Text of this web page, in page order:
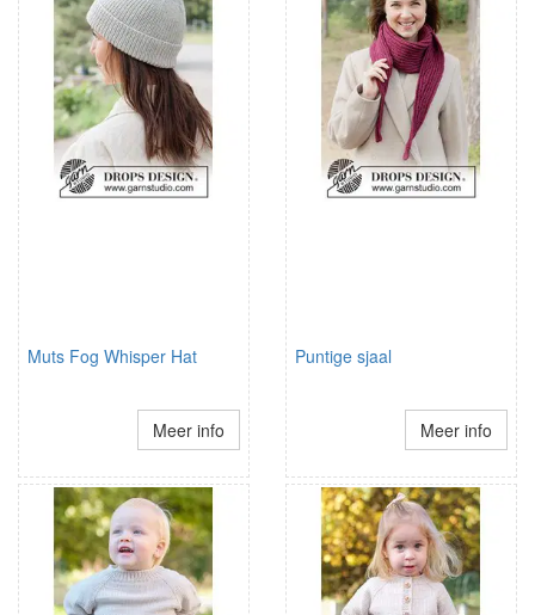
Muts Fog Whisper Hat
Meer info
Puntige sjaal
Meer info